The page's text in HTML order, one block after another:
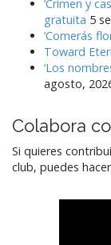
‘Crimen y
gratuita 5
‘Comerás
Toward
‘Los
agosto,
Colabora
Si quieres
club, puedes